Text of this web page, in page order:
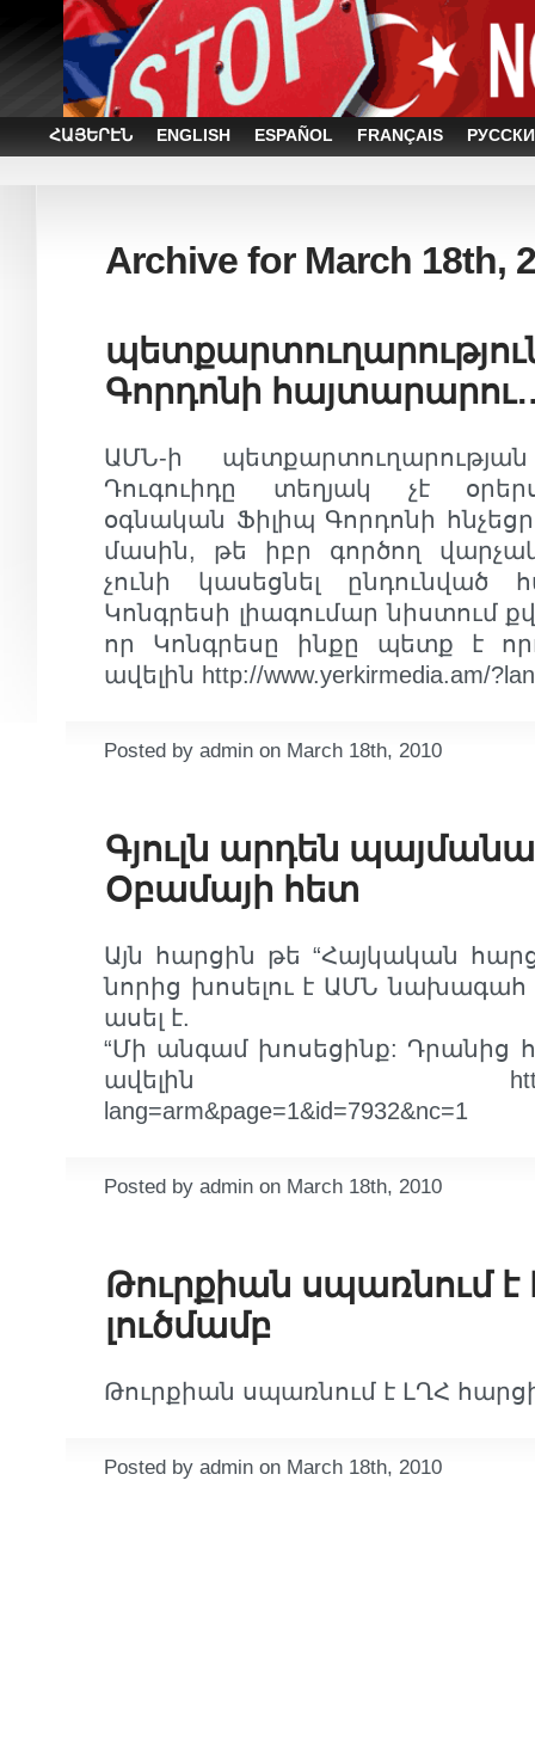
ՀԱՅԵՐԷՆ ENGLISH ESPAÑOL FRANÇAIS
Archive for March 18th,
Գորդոնի
ԱՄՆ-ի
Դուգուիդը տեղյակ չէ
օգնական Ֆիլիպ Գորդոնի
մասին, թե իբր գործող
չունի կասեցնել ընդունված
Կոնգրեսի լիագումար նիստում
որ Կոնգրեսը ինքը պետք է
ավելին http://www.yerkirmedia.am/
Posted by admin on March 18th, 2010
Գյուլն արդեն
Օբամայի հետ
Այն հարցին թե “Հայկական
նորից խոսելու է ԱՄՆ նախագահ
ասել է.
“Մի անգամ խոսեցինք: Դրանից
ավելին http://
lang=arm&page=1&id=7932&nc=1
Posted by admin on March 18th, 2010
Թուրքիան սպառնում է
լուծմամբ
Թուրքիան սպառնում է ԼՂՀ
Posted by admin on March 18th, 2010